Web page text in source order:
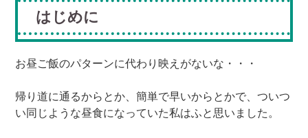
はじめに
お昼ご飯のパターンに代わり映えがないな・・・
帰り道に通るからとか、簡単で早いからとかで、ついつ
い同じような昼食になっていた私はふと思いました。